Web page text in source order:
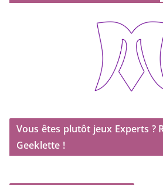
Vous êtes plutôt jeux Experts ?
Geeklette !